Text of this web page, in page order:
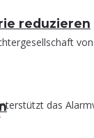
reduzieren
das